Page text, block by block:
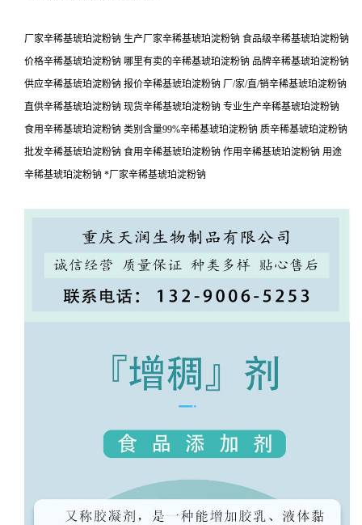
厂家辛稀基琥珀淀粉钠 生产厂家辛稀基琥珀淀粉钠 食品级辛稀基琥珀淀粉钠
价格辛稀基琥珀淀粉钠 哪里有卖的辛稀基琥珀淀粉钠 品牌辛稀基琥珀淀粉钠
供应辛稀基琥珀淀粉钠 报价辛稀基琥珀淀粉钠 厂/家/直/销辛稀基琥珀淀粉钠
直供辛稀基琥珀淀粉钠 现货辛稀基琥珀淀粉钠 专业生产辛稀基琥珀淀粉钠
食用辛稀基琥珀淀粉钠 类别含量99%辛稀基琥珀淀粉钠 质辛稀基琥珀淀粉钠
批发辛稀基琥珀淀粉钠 食用辛稀基琥珀淀粉钠 作用辛稀基琥珀淀粉钠 用途
辛稀基琥珀淀粉钠 *厂家辛稀基琥珀淀粉钠